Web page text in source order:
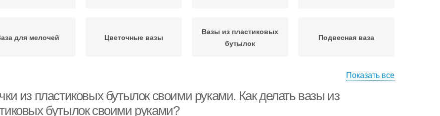
для мелочей Цветочные вазы
Вазы из пластиковых
бутылок
Подвесная ваза
Показать все
из пластиковых бутылок своими руками. Как делать вазы из
бутылок своими руками?